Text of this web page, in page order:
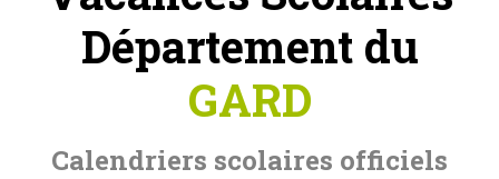
Département du
GARD
Calendriers scolaires officiels